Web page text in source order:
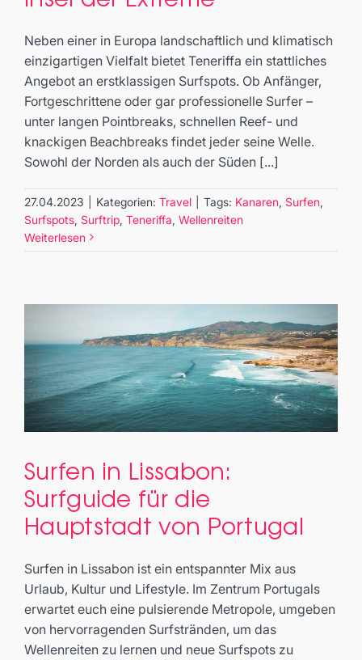
Travel
Neben einer in Europa landschaftlich und klimatisch
einzigartigen Vielfalt bietet Teneriffa ein stattliches
Angebot an erstklassigen Surfspots. Ob Anfänger,
Fortgeschrittene oder gar professionelle Surfer –
unter langen Pointbreaks, schnellen Reef- und
knackigen Beachbreaks findet jeder seine Welle.
Sowohl der Norden als auch der Süden [...]
27.04.2023 Kategorien: Travel Tags: Kanaren, Surfen,
Surfspots, Surftrip, Teneriffa, Wellenreiten
Weiterlesen
Surfen in Lissabon: Surfguide für
die Hauptstadt von Portugal
Travel
Surfen in Lissabon:
Surfguide für die
Hauptstadt von Portugal
Surfen in Lissabon ist ein entspannter Mix aus
Urlaub, Kultur und Lifestyle. Im Zentrum Portugals
erwartet euch eine pulsierende Metropole, umgeben
von hervorragenden Surfstränden, um das
Wellenreiten zu lernen und neue Surfspots zu